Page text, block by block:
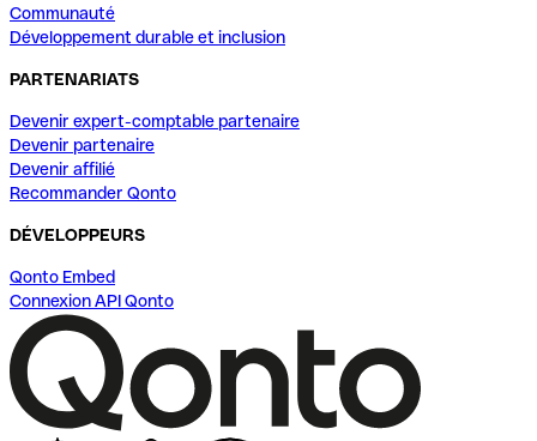
Communauté
Développement durable et inclusion
PARTENARIATS
Devenir expert-comptable partenaire
Devenir partenaire
Devenir affilié
Recommander Qonto
DÉVELOPPEURS
Qonto Embed
Connexion API Qonto